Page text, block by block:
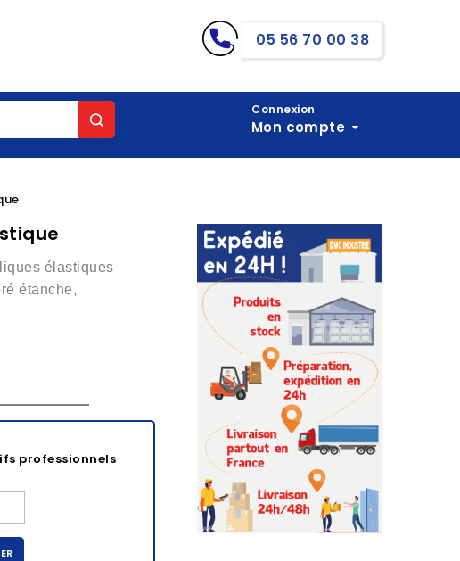
05 56 70 00 38
Connexion
Mon compte
élastiques
étanche,
professionnels